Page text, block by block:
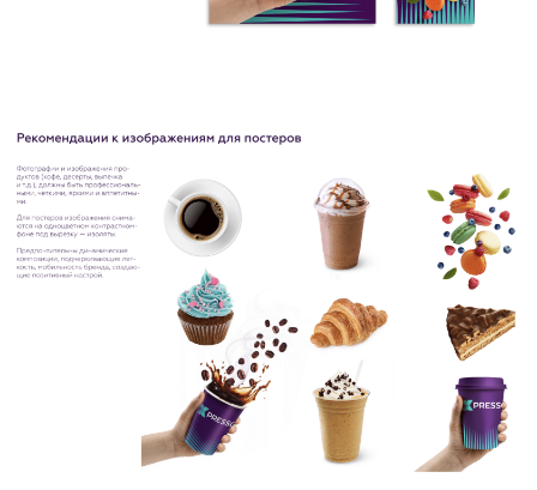
Хотите обсудить проект?
Оставить заявку
DPROFILE